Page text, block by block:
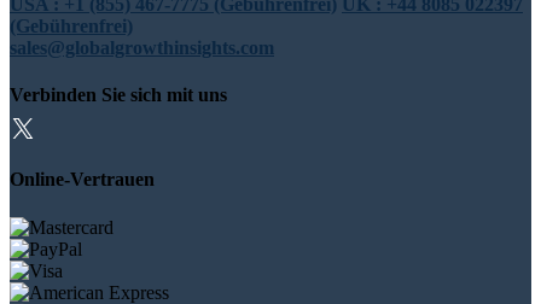
USA : +1 (855) 467-7775 (Gebührenfrei) UK : +44 8085 022397
(Gebührenfrei)
sales@globalgrowthinsights.com
Verbinden Sie sich mit uns
Online-Vertrauen